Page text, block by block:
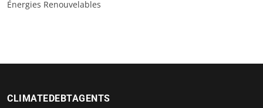
Énergies Renouvelables
CLIMATEDEBTAGENTS